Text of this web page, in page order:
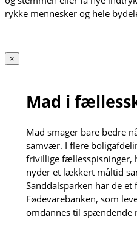
rykke mennesker og hele
×
Mad i
Mad smager bare bedre
samvær. I flere
frivillige fællesspisninger,
nyder et lækkert måltid
Sanddalsparken har de et
Fødevarebanken, som
omdannes til spændende